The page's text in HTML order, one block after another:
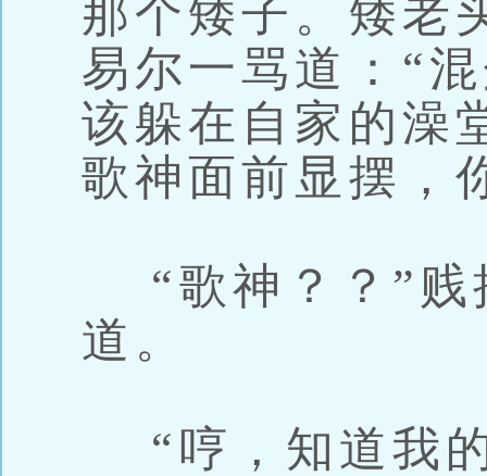
那个矮子。矮老
易尔一骂道：“
该躲在自家的澡
歌神面前显摆，
“歌神？？”贱
道。
“哼，知道我